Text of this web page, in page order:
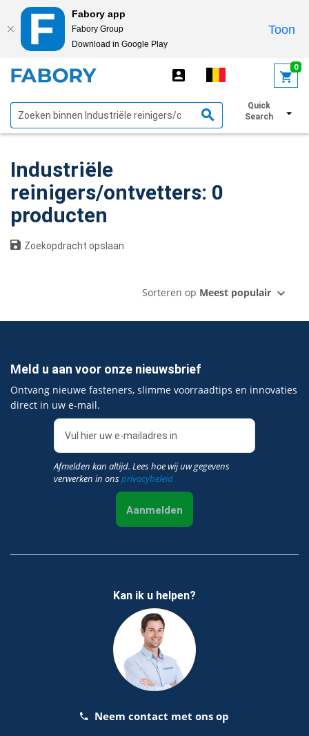
Fabory app
Fabory Group
Download in Google Play
Toon
0
Quick
Search
Toon filters
Industriële
reinigers/ontvetters: 0
producten
Zoekopdracht opslaan
Sorteren op Meest populair
Meld u aan voor onze nieuwsbrief
Ontvang nieuwe fasteners, slimme voorraadtips en innovaties
direct in uw e‑mail.
Afmelden kan altijd. Lees hoe wij uw gegevens
verwerken in onsprivacybeleid
Aanmelden
Kan ik u helpen?
Neem contact met ons op